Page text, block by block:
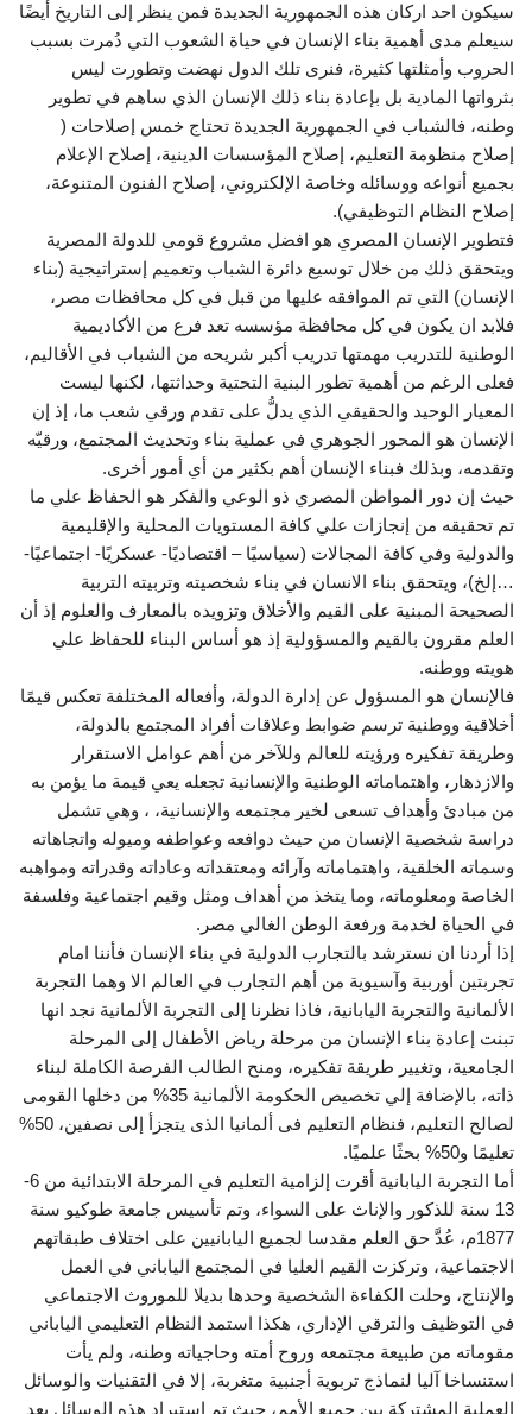
سيكون احد اركان هذه الجمهورية الجديدة فمن ينظر إلى التاريخ أيضًا
سيعلم مدى أهمية بناء الإنسان في حياة الشعوب التي دُمرت بسبب
الحروب وأمثلتها كثيرة، فنرى تلك الدول نهضت وتطورت ليس
بثرواتها المادية بل بإعادة بناء ذلك الإنسان الذي ساهم في تطوير
وطنه، فالشباب في الجمهورية الجديدة تحتاج خمس إصلاحات (
إصلاح منظومة التعليم، إصلاح المؤسسات الدينية، إصلاح الإعلام
بجميع أنواعه ووسائله وخاصة الإلكتروني، إصلاح الفنون المتنوعة،
إصلاح النظام التوظيفي).
فتطوير الإنسان المصري هو افضل مشروع قومي للدولة المصرية
ويتحقق ذلك من خلال توسيع دائرة الشباب وتعميم إستراتيجية (بناء
الإنسان) التي تم الموافقه عليها من قبل في كل محافظات مصر،
فلابد ان يكون في كل محافظة مؤسسه تعد فرع من الأكاديمية
الوطنية للتدريب مهمتها تدريب أكبر شريحه من الشباب في الأقاليم،
فعلى الرغم من أهمية تطور البنية التحتية وحداثتها، ‏لكنها ليست
المعيار الوحيد والحقيقي الذي يدلُّ على تقدم ورقي شعب ما، إذ إن
الإنسان ‏هو المحور الجوهري في عملية بناء وتحديث المجتمع، ورقيّه
وتقدمه، وبذلك فبناء الإنسان أهم بكثير من أي أمور أخرى.
حيث إن دور المواطن المصري ذو الوعي والفكر هو الحفاظ علي ما
تم تحقيقه من إنجازات علي كافة المستويات المحلية والإقليمية
والدولية وفي كافة المجالات (سياسيًا – اقتصاديًا- عسكريًا- اجتماعيًا-
…إلخ)، ويتحقق بناء الانسان في بناء شخصيته وتربيته التربية
الصحيحة المبنية على القيم والأخلاق وتزويده بالمعارف والعلوم إذ أن
العلم مقرون بالقيم والمسؤولية إذ هو أساس البناء للحفاظ علي
هويته ووطنه.
فالإنسان هو المسؤول عن إدارة الدولة، وأفعاله المختلفة تعكس قيمًا
أخلاقية ووطنية ترسم ضوابط وعلاقات أفراد المجتمع بالدولة،
وطريقة تفكيره ورؤيته للعالم وللآخر ‏من أهم عوامل الاستقرار
والازدهار، واهتماماته الوطنية والإنسانية تجعله يعي قيمة ما يؤمن به
من مبادئ وأهداف تسعى لخير مجتمعه والإنسانية، ، وهي تشمل
دراسة شخصية الإنسان من حيث دوافعه وعواطفه وميوله واتجاهاته
وسماته الخلقية، واهتماماته وآرائه ومعتقداته وعاداته وقدراته ومواهبه
الخاصة ومعلوماته، وما يتخذ من أهداف ومثل وقيم اجتماعية وفلسفة
في الحياة لخدمة ورفعة الوطن الغالي مصر.
إذا أردنا ان نسترشد بالتجارب الدولية في بناء الإنسان فأننا امام
تجربتين أوربية وآسيوية من أهم التجارب في العالم الا وهما التجربة
الألمانية والتجربة اليابانية، فاذا نظرنا إلى التجربة الألمانية نجد انها
تبنت إعادة بناء الإنسان من مرحلة رياض الأطفال إلى المرحلة
الجامعية، وتغيير طريقة تفكيره، ومنح الطالب الفرصة الكاملة لبناء
ذاته، بالإضافة إلي تخصيص الحكومة الألمانية 35% من دخلها القومى
لصالح التعليم، فنظام التعليم فى ألمانيا الذى يتجزأ إلى نصفين، 50%
تعليمًا و50% بحثًا علميًا.
أما التجربة اليابانية أقرت إلزامية التعليم في المرحلة الابتدائية من 6-
13 سنة للذكور والإناث على السواء، وتم تأسيس جامعة طوكيو سنة
1877م، عُدَّ حق العلم مقدسا لجميع اليابانيين على اختلاف طبقاتهم
الاجتماعية، وتركزت القيم العليا في المجتمع الياباني في العمل
والإنتاج، وحلت الكفاءة الشخصية وحدها بديلا للموروث الاجتماعي
في التوظيف والترقي الإداري، هكذا استمد النظام التعليمي الياباني
مقوماته من طبيعة مجتمعه وروح أمته وحاجياته وطنه، ولم يأت
استنساخا آليا لنماذج تربوية أجنبية متغربة، إلا في التقنيات والوسائل
العملية المشتركة بين جميع الأمم، حيث تم استيراد هذه الوسائل بعد